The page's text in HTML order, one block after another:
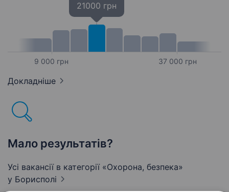
9 000 грн
21000 грн
37 000 грн
Докладніше
Мало результатів?
Усі вакансії в категорії «Охорона, безпека»
у Борисполі